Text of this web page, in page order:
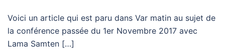
Voici un article qui est paru dans Var matin au sujet de
la conférence passée du 1er Novembre 2017 avec
Lama Samten […]